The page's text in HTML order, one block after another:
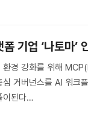
기업 ‘나토마’
환경 강화를 위해
거버넌스를 AI 워크
이된다…